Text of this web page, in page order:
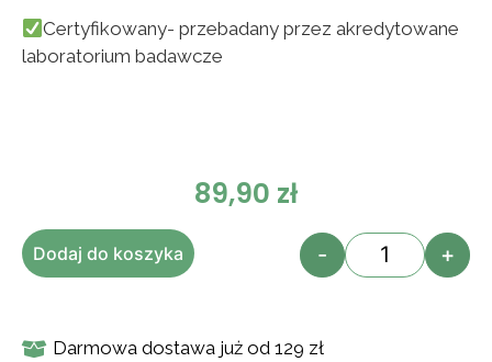
Certyfikowany- przebadany przez akredytowane
laboratorium badawcze
89,90 zł
- +
Dodaj do koszyka
Darmowa dostawa już od 129 zł